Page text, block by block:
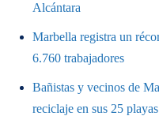
Alcántara
Marbella registra un
6.760 trabajadores
Bañistas y vecinos de
reciclaje en sus 25 playas